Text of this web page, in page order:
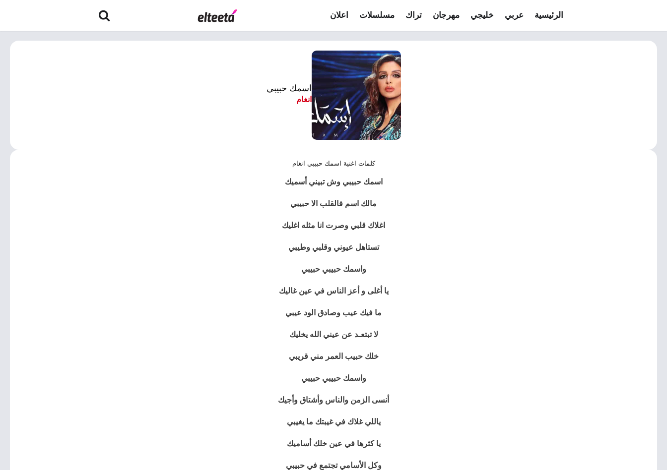
الرئيسية عربي خليجي مهرجان تراك مسلسلات اعلان
اسمك حبيبي
انغام
كلمات اغنية اسمك حبيبي انغام
اسمك حبيبي وش تبيني أسميك
مالك اسم فالقلب الا حبيبي
اغلاك قلبي وصرت انا مثله اغليك
تستاهل عيوني وقلبي وطيبي
واسمك حبيبي حبيبي
يا أغلى و أعز الناس في عين غاليك
ما فيك عيب وصادق الود عيبي
لا تبتعـد عن عيني الله يخليك
خلك حبيب العمر مني قريبي
واسمك حبيبي حبيبي
أنسى الزمن والناس وأشتاق وأجيك
ياللي غلاك في غيبتك ما يغيبي
يا كثرها في عين خلك أساميك
وكل الأسامي تجتمع في حبيبي